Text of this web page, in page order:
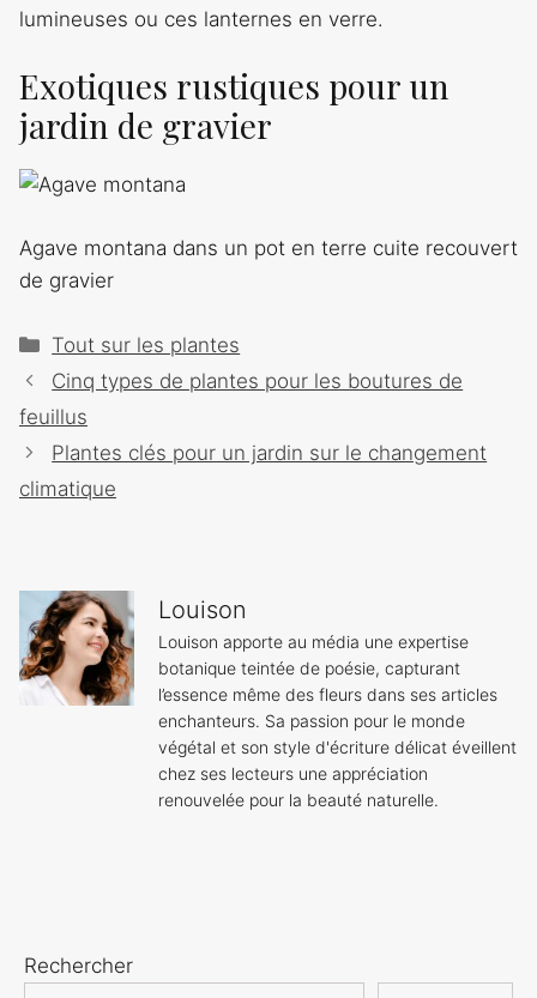
lumineuses ou ces lanternes en verre.
Exotiques rustiques pour un
jardin de gravier
Agave montana dans un pot en terre cuite recouvert
de gravier
Catégories
Tout sur les plantes
Navigation
des
Cinq types de plantes pour les boutures de
feuillus
Plantes clés pour un jardin sur le changement
climatique
Louison
Louison apporte au média une expertise
botanique teintée de poésie, capturant
l’essence même des fleurs dans ses articles
enchanteurs. Sa passion pour le monde
végétal et son style d'écriture délicat éveillent
chez ses lecteurs une appréciation
renouvelée pour la beauté naturelle.
Rechercher